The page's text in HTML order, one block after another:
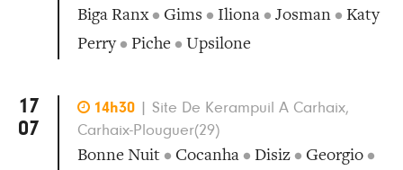
Biga Ranx• Gims • Iliona • Josman • Katy
Perry• Piche • Upsilone
17
07
 14h30
Site De Kerampuil A Carhaix,
Carhaix-Plouguer(29)
Bonne Nuit • Cocanha • Disiz • Georgio •